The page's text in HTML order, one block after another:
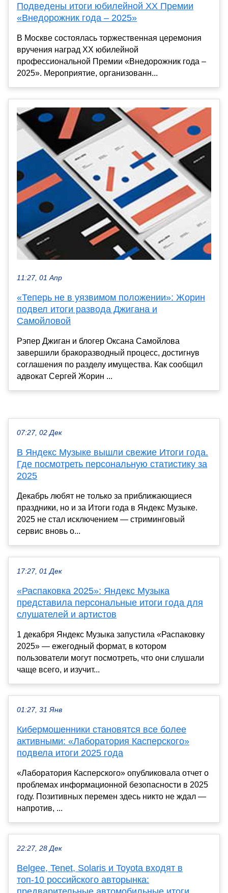
Подведены итоги юбилейной XX Премии
«Внедорожник года – 2025»
В Москве состоялась торжественная церемония
вручения наград XX юбилейной
профессиональной Премии «Внедорожник года –
2025». Мероприятие, организованн...
11:27, 01 Апр
«Теперь не в уязвимом положении»: Жорин
подвел итоги развода Джигана и
Самойловой
Рэпер Джиган и блогер Оксана Самойлова
завершили бракоразводный процесс, достигнув
соглашения по разделу имущества. Как сообщил
адвокат Сергей Жорин ...
07:27, 02 Дек
В Яндекс Музыке вышли свежие Итоги года.
Где посмотреть персональную статистику за
2025
Декабрь любят не только за приближающиеся
праздники, но и за Итоги года в Яндекс Музыке.
2025 не стал исключением — стриминговый
сервис вновь о...
17:27, 01 Дек
«Распаковка 2025»: Яндекс Музыка
представила персональные итоги года для
слушателей и артистов
1 декабря Яндекс Музыка запустила «Распаковку
2025» — ежегодный формат, в котором
пользователи могут посмотреть, что они слушали
чаще всего, и изучит...
01:27, 31 Янв
Кибермошенники становятся все более
активными: «Лаборатория Касперского»
подвела итоги 2025 года
«Лаборатория Касперского» опубликовала отчет о
проблемах информационной безопасности в 2025
году. Позитивных перемен здесь никто не ждал —
напротив, ...
22:27, 28 Дек
Belgee, Tenet, Solaris и Toyota входят в
топ-10 российского авторынка: